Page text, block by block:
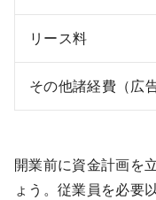
リース料
その他諸経費（広
開業前に資金計画を
ょう。従業員を必要